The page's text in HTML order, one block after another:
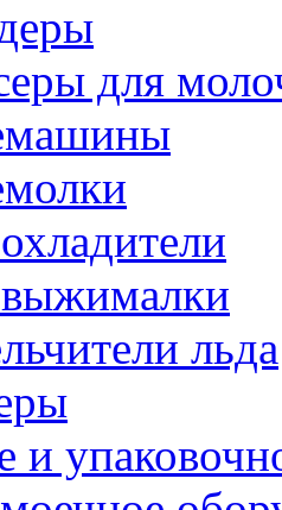
для
льда
и